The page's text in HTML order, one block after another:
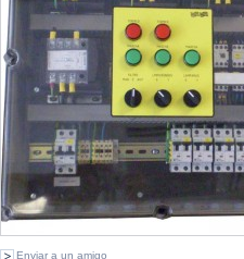
Enviar a un amigo